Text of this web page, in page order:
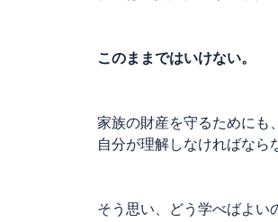
このままではいけない。
家族の財産を守るためにも、
自分が理解しなければなら
そう思い、どう学べばよい